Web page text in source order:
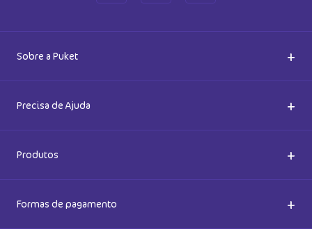
Sobre a Puket +
Quem somos
Meias do Bem
Precisa de Ajuda +
Dúvidas Frequentes
Produtos +
Acessórios
Formas de pagamento +